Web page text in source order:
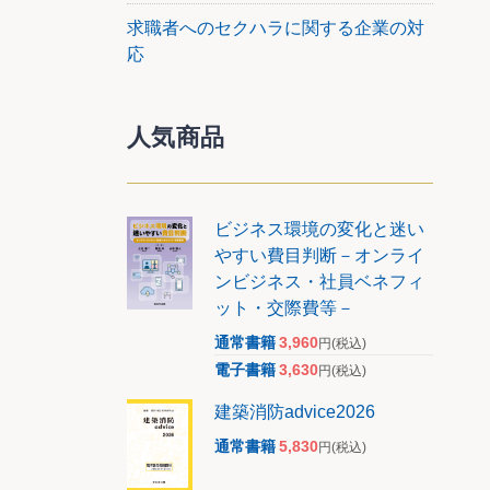
求職者へのセクハラに関する企業の対
応
人気商品
ビジネス環境の変化と迷い
やすい費目判断－オンライ
ンビジネス・社員ベネフィ
ット・交際費等－
通常書籍3,960円(税込)
電子書籍3,630円(税込)
建築消防advice2026
通常書籍5,830円(税込)